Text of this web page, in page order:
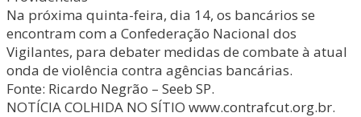
Na próxima quinta-feira, dia 14, os bancários se
encontram com a Confederação Nacional dos
Vigilantes, para debater medidas de combate à atual
onda de violência contra agências bancárias.
Fonte: Ricardo Negrão – Seeb SP.
NOTÍCIA COLHIDA NO SÍTIO www.contrafcut.org.br.